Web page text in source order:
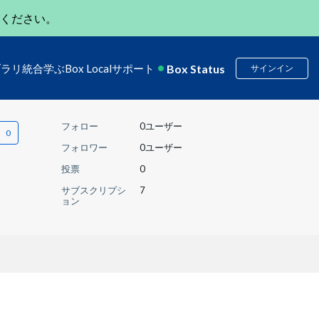
ださい。
リ 統合学ぶBox Localサポート Box Status サインイン
フォロー
0ユーザー
フォロワー
0ユーザー
投票
0
サブスクリプシ
ョン
7